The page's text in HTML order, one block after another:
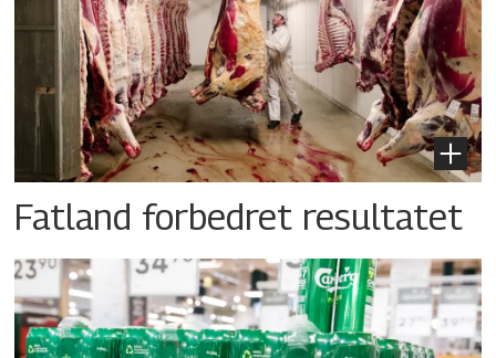
Fatland forbedret resultatet